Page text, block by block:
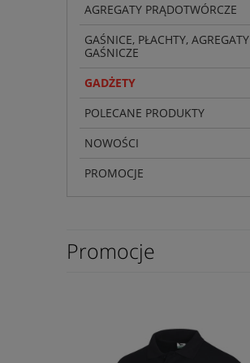
AGREGATY PRĄDOTWÓRCZE
GAŚNICE, PŁACHTY, AGREGATY
GAŚNICZE
GADŻETY
POLECANE PRODUKTY
NOWOŚCI
PROMOCJE
Promocje